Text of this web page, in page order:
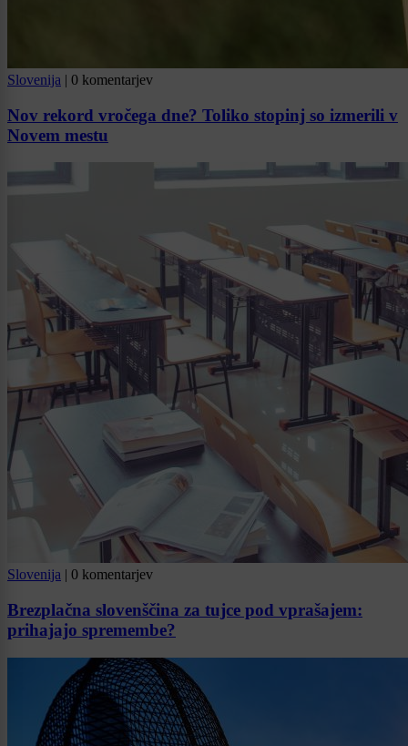
Slovenija | 0 komentarjev
Nov rekord vročega dne? Toliko stopinj so izmerili v
Novem mestu
Slovenija | 0 komentarjev
Brezplačna slovenščina za tujce pod vprašajem:
prihajajo spremembe?